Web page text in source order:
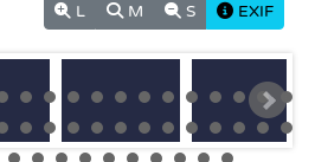
L M S EXIF